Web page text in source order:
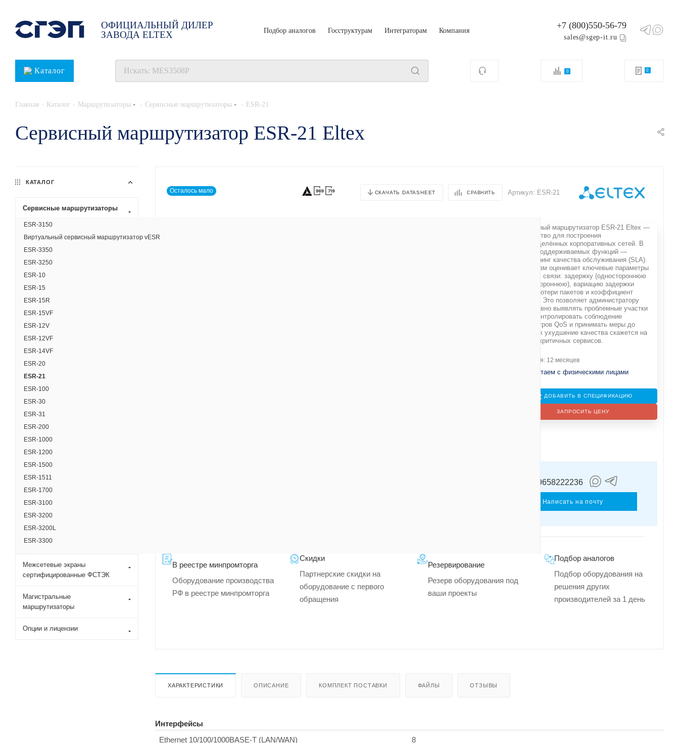
ОФИЦИАЛЬНЫЙ ДИЛЕР
ЗАВОДА ELTEX
Подбор аналогов Госструктурам Интеграторам Компания +7 (800)550-56-79
sales@sgep-it.ru
Каталог 0 0
Главная - Каталог - Маршрутизаторы - Сервисные маршрутизаторы - ESR-21
Сервисный маршрутизатор ESR-21 Eltex
Осталось мало СКАЧАТЬ DATASHEET СРАВНИТЬ Артикул: ESR-21
Сервисный маршрутизатор ESR-21 Eltex —
устройство для построения
распределённых корпоративных сетей. В
числе поддерживаемых функций —
мониторинг качества обслуживания (SLA).
Механизм оценивает ключевые параметры
каналов связи: задержку (одностороннюю
и двустороннюю), вариацию задержки
(jitter), потери пакетов и коэффициент
ошибок. Это позволяет администратору
оперативно выявлять проблемные участки
сети, контролировать соблюдение
параметров QoS и принимать меры до
того, как ухудшение качества скажется на
работе критичных сервисов.
Гарантия: 12 месяцев
Не работаем с физическими лицами
ДОБАВИТЬ В СПЕЦИФИКАЦИЮ
ЗАПРОСИТЬ ЦЕНУ
+79658222236
Написать на почту
В реестре минпромторга
Оборудование производства
РФ в реестре минпромторга
Скидки
Партнерские скидки на
оборудование с первого
обращения
Резервирование
Резерв оборудования под
ваши проекты
Подбор аналогов
Подбор оборудования на
решения других
производителей за 1 день
ХАРАКТЕРИСТИКИ ОПИСАНИЕ КОМПЛЕКТ ПОСТАВКИ ФАЙЛЫ ОТЗЫВЫ
Интерфейсы
Ethernet 10/100/1000BASE-T (LAN/WAN)
8
КАТАЛОГ
Сервисные маршрутизаторы
ESR-3150
Виртуальный сервисный маршрутизатор vESR
ESR-3350
ESR-3250
ESR-10
ESR-15
ESR-15R
ESR-15VF
ESR-12V
ESR-12VF
ESR-14VF
ESR-20
ESR-21
ESR-100
ESR-30
ESR-31
ESR-200
ESR-1000
ESR-1200
ESR-1500
ESR-1511
ESR-1700
ESR-3100
ESR-3200
ESR-3200L
ESR-3300
Межсетевые экраны
сертифицированные ФСТЭК
Магистральные
маршрутизаторы
Опции и лицензии